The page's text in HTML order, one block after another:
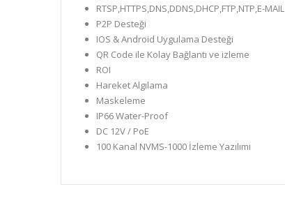
RTSP,HTTPS,DNS,DDNS,DHCP,FTP,NTP,E-MAIL
P2P Desteği
IOS & Android Uygulama Desteği
QR Code ile Kolay Bağlantı ve izleme
ROI
Hareket Algılama
Maskeleme
IP66 Water-Proof
DC 12V / PoE
100 Kanal NVMS-1000 İzleme Yazılımı